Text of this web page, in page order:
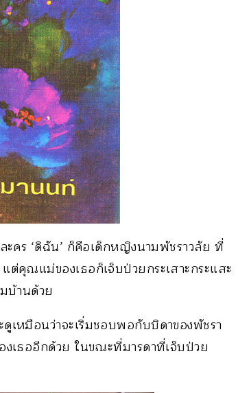
ะคร ‘ดิฉัน’ ก็คือเด็กหญิงนามพัชราวลัย ที่
คุณแม่ของเธอก็เจ็บป่วยกระเสาะกระแสะ
บ้านด้วย
หมือนว่าจะเริ่มชอบพอกับบิดาของพัชรา
เธออีกด้วย ในขณะที่มารดาที่เจ็บป่วย